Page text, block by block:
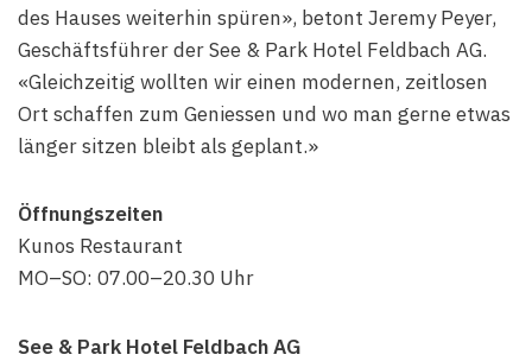
des Hauses weiterhin spüren», betont Jeremy Peyer,
Geschäftsführer der See & Park Hotel Feldbach AG.
«Gleichzeitig wollten wir einen modernen, zeitlosen
Ort schaffen zum Geniessen und wo man gerne etwas
länger sitzen bleibt als geplant.»
Öffnungszeiten
Kunos Restaurant
MO–SO: 07.00–20.30 Uhr
See & Park Hotel Feldbach AG